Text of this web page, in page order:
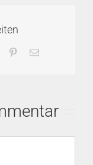
Tumblr Pinterest
E-